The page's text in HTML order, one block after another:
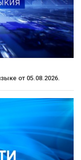
от 05.08.2026.